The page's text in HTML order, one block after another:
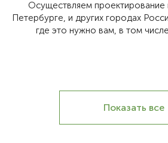
Осуществляем
Петербурге, и других городах
где это нужно вам, в том
Показать все